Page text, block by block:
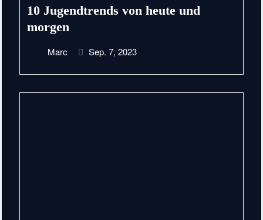
10 Jugendtrends von heute und
morgen
Marc Sep. 7, 2023